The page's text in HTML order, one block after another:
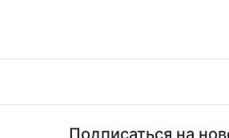
Подписаться на